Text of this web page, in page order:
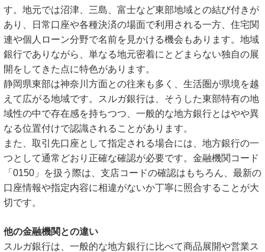
す。地元では沼津、三島、富士など東部地域との結び付きが
あり、日常口座や各種決済の場面で利用される一方、住宅関
連や個人ローン分野で名前を見かける機会もあります。地域
銀行でありながら、単なる地元密着にとどまらない独自の展
開をしてきた点に特色があります。
静岡県東部は神奈川方面との往来も多く、生活圏が県境を越
えて広がる地域です。スルガ銀行は、そうした東部特有の地
域性の中で存在感を持ちつつ、一般的な地方銀行とはやや異
なる位置付けで認識されることがあります。
また、取引先口座として指定される場合には、地方銀行の一
つとして通常どおり正確な確認が必要です。金融機関コード
「0150」を扱う際は、支店コードの確認はもちろん、最新の
口座情報や指定内容に相違がないか丁寧に照合することが大
切です。
他の金融機関との違い
スルガ銀行は、一般的な地方銀行に比べて商品展開や営業ス